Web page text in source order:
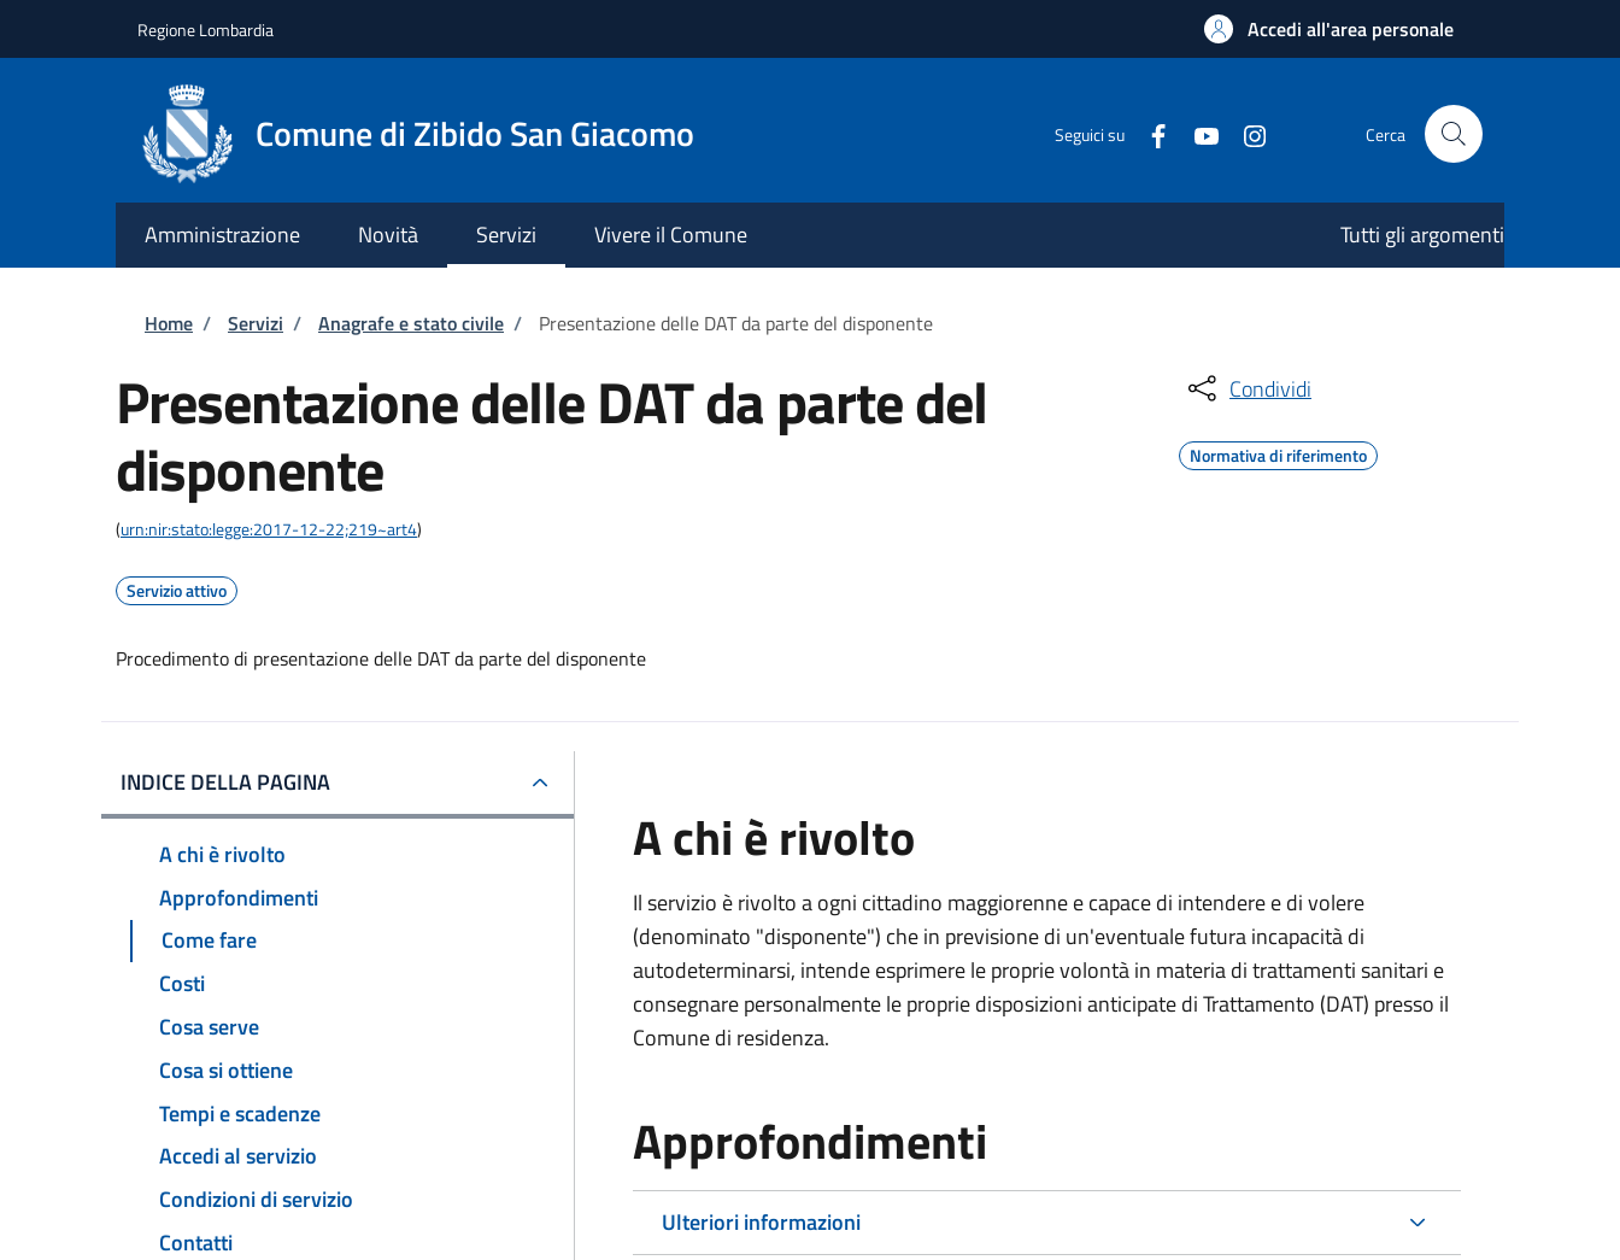
Regione Lombardia Accedi all'area personale
Comune di Zibido San Giacomo Seguici su Cerca
Amministrazione Novità Servizi Vivere il Comune Tutti gli argomenti
Briciole di pane
Home / Servizi / Anagrafe e stato civile / Presentazione delle DAT da parte del disponente
Presentazione delle DAT da parte del
disponente
(urn:nir:stato:legge:2017-12-22;219~art4)
Servizio attivo
Procedimento di presentazione delle DAT da parte del disponente
Condividi
Normativa di riferimento
INDICE DELLA PAGINA
A chi è rivolto
Approfondimenti
Come fare
Costi
Cosa serve
Cosa si ottiene
Tempi e scadenze
Accedi al servizio
Condizioni di servizio
Contatti
A chi è rivolto
Il servizio è rivolto a ogni cittadino maggiorenne e capace di intendere e di volere
(denominato "disponente") che in previsione di un'eventuale futura incapacità di
autodeterminarsi, intende esprimere le proprie volontà in materia di trattamenti sanitari e
consegnare personalmente le proprie disposizioni anticipate di Trattamento (DAT) presso il
Comune di residenza.
Approfondimenti
Ulteriori informazioni